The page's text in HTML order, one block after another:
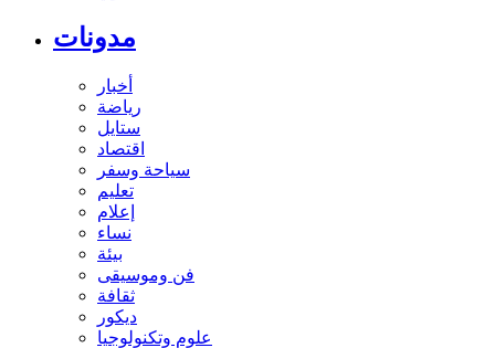
مدونات
أخبار
رياضة
ستايل
اقتصاد
سياحة وسفر
تعليم
إعلام
نساء
بيئة
فن وموسيقى
ثقافة
ديكور
علوم وتكنولوجيا